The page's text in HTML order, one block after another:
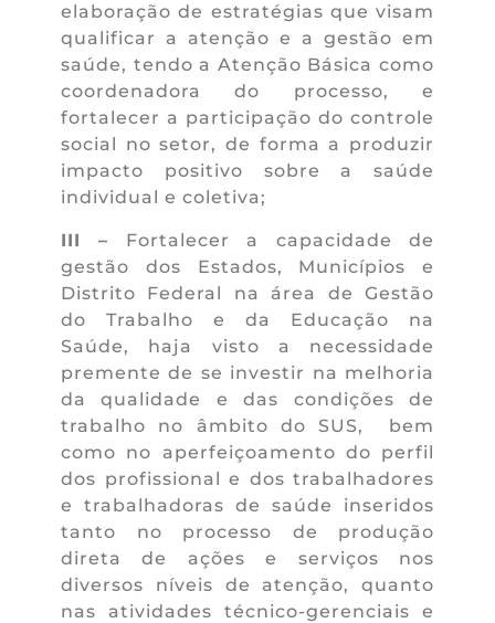
elaboração de estratégias que visam
qualificar a atenção e a gestão em
saúde, tendo a Atenção Básica como
coordenadora do processo, e
fortalecer a participação do controle
social no setor, de forma a produzir
impacto positivo sobre a saúde
individual e coletiva;
III – Fortalecer a capacidade de
gestão dos Estados, Municípios e
Distrito Federal na área de Gestão
do Trabalho e da Educação na
Saúde, haja visto a necessidade
premente de se investir na melhoria
da qualidade e das condições de
trabalho no âmbito do SUS, bem
como no aperfeiçoamento do perfil
dos profissional e dos trabalhadores
e trabalhadoras de saúde inseridos
tanto no processo de produção
direta de ações e serviços nos
diversos níveis de atenção, quanto
nas atividades técnico-gerenciais e